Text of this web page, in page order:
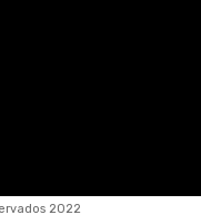
2022